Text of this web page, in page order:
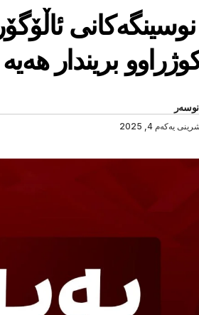
بریندار هه‌یه‌
نوسەر
یەکەم 4, 2025